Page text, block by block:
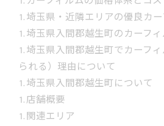
埼玉県・近隣エリアの優良カ
埼玉県入間郡越生町のカーフ
埼玉県入間郡越生町でカーフ
られる）理由について
埼玉県入間郡越生町について
店舗概要
関連エリア